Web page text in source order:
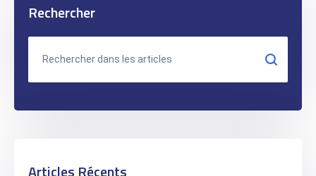
Rechercher
Articles Récents